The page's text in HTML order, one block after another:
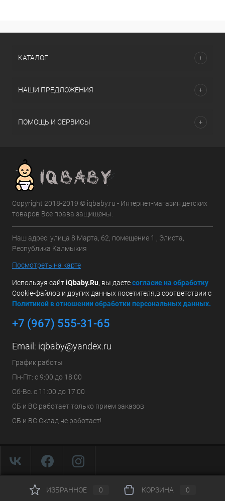
КАТАЛОГ
НАШИ ПРЕДЛОЖЕНИЯ
ПОМОЩЬ И СЕРВИСЫ
Copyright 2018-2019 © iqbaby.ru - Интернет-магазин детских
товаров Все права защищены.
Наш адрес: улица 8 Марта, 62, помещение 1 , Элиста,
Республика Калмыкия
Посмотреть на карте
Используя сайтiQbaby.Ru, вы даетесогласие на обработку
Cookie-файлов и других данных посетителя,в соответствии с
Политикой в отношении обработки персональных данных.
+7 (967) 555-31-65
Email: iqbaby@yandex.ru
График работы
Пн-Пт: с 9:00 до 18:00
Сб-Вс. с 11:00 до 17:00
СБ и ВС работает только прием заказов
СБ и ВС Склад не работает!
ИЗБРАННОЕ 0 КОРЗИНА 0